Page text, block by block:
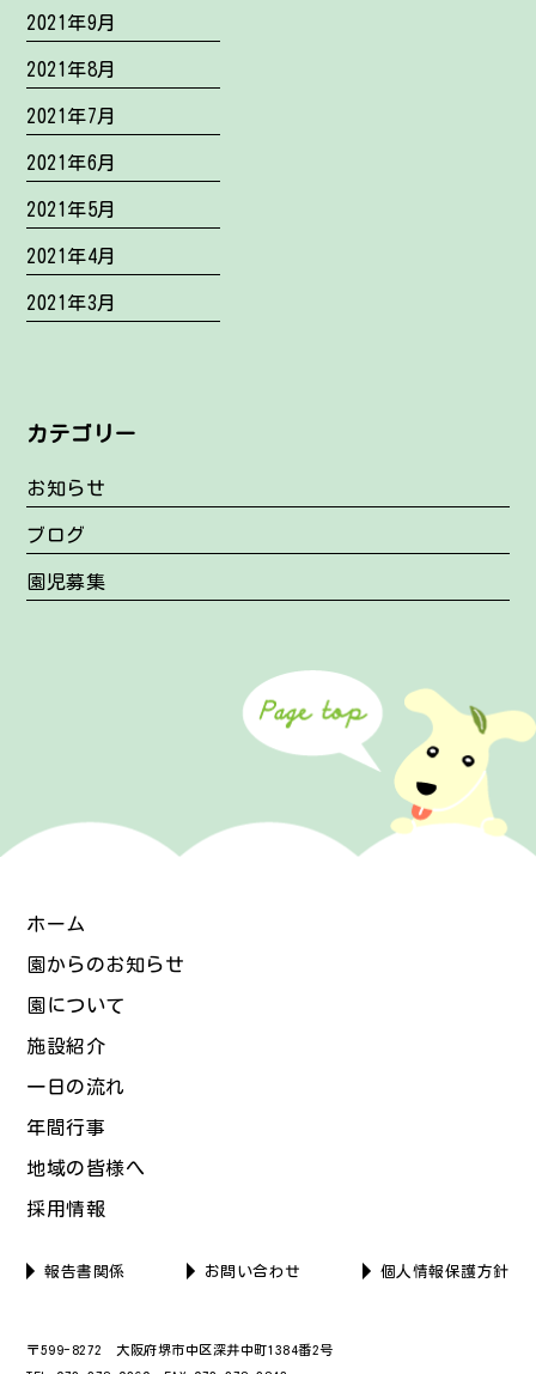
2021年9月
2021年8月
2021年7月
2021年6月
2021年5月
2021年4月
2021年3月
カテゴリー
お知らせ
ブログ
園児募集
ホーム
園からのお知らせ
園について
施設紹介
一日の流れ
年間行事
地域の皆様へ
採用情報
報告書関係 お問い合わせ 個人情報保護方針
〒599-8272 大阪府堺市中区深井中町1384番2号